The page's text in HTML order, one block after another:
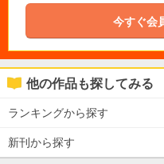
今すぐ会
他の作品も探してみる
ランキングから探す
新刊から探す